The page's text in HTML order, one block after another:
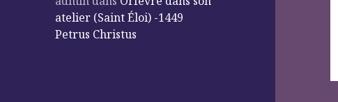
atelier (Saint Éloi) -1449
Petrus Christus